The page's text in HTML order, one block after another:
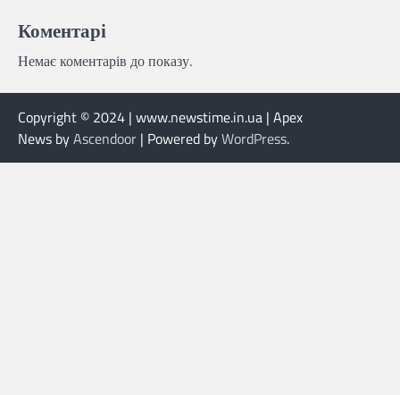
Коментарі
Немає коментарів до показу.
Copyright © 2024 | www.newstime.in.ua | Apex
News byAscendoor | Powered byWordPress.